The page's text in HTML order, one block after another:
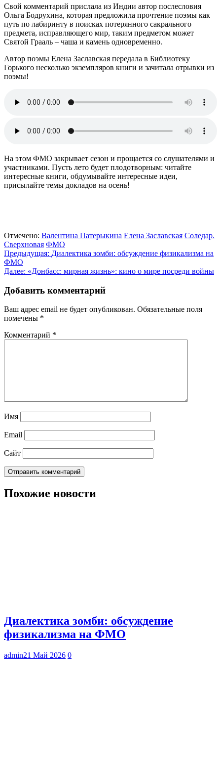
Свой комментарий прислала из Индии автор послесловия
Ольга Бодрухина, которая предложила прочтение поэмы как
путь по лабиринту в поисках потерянного сакрального
предмета, исправляющего мир, таким предметом может
Святой Грааль – чаша и камень одновременно.
Автор поэмы Елена Заславская передала в Библиотеку
Горького несколько экземпляров книги и зачитала отрывки из
поэмы!
На этом ФМО закрывает сезон и прощается со слушателями и
участниками. Пусть лето будет плодотворным: читайте
интересные книги, обдумывайте интересные идеи,
присылайте темы докладов на осень!
Отмечено: Валентина Патерыкина Елена Заславская Соледар.
Сверхновая ФМО
Навигация
по
Предыдущая: Диалектика зомби: обсуждение физикализма на
ФМО
Далее: «Донбасс: мирная жизнь»: кино о мире посреди войны
Добавить комментарий
Ваш адрес email не будет опубликован. Обязательные поля
помечены *
Комментарий *
Имя
Email
Сайт
Похожие новости
Диалектика зомби: обсуждение
физикализма на ФМО
admin21 Май 2026 0